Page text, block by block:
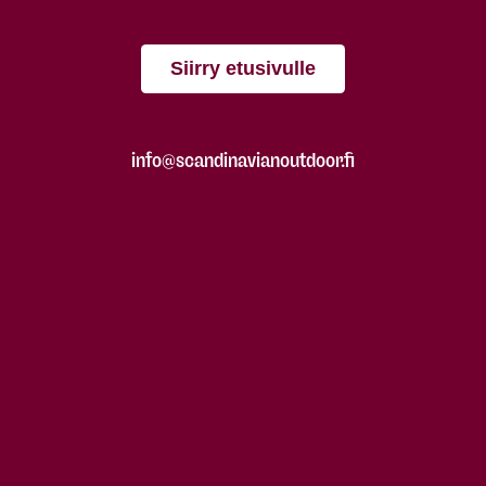
Siirry etusivulle
info@scandinavianoutdoor.fi